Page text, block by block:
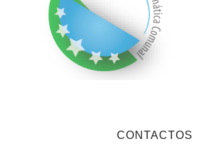
CONTACTOS